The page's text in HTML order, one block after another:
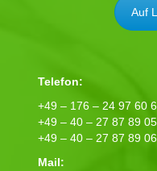
Auf
Telefon:
+49 – 176 – 24 97 60
+49 – 40 – 27 87 89
+49 – 40 – 27 87 89
Mail: